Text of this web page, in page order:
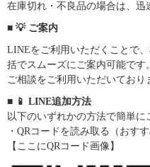
在庫切れ・不良品の場合は、迅
■ 💡 ご案内
LINEをご利用いただくことで
括でスムーズにご案内可能です
ご相談をご利用いただいており
■ 📱 LINE追加方法
以下のいずれかの方法で簡単に
・QRコードを読み取る（おすす
【ここにQRコード画像】